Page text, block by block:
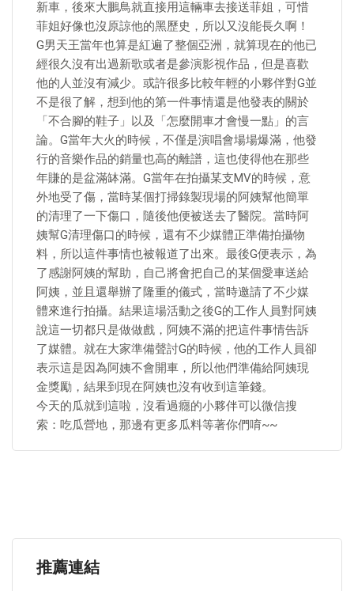
新車，後來大鵬鳥就直接用這輛車去接送菲姐，可惜
菲姐好像也沒原諒他的黑歷史，所以又沒能長久啊！
G男天王當年也算是紅遍了整個亞洲，就算現在的他已
經很久沒有出過新歌或者是參演影視作品，但是喜歡
他的人並沒有減少。或許很多比較年輕的小夥伴對G並
不是很了解，想到他的第一件事情還是他發表的關於
「不合腳的鞋子」以及「怎麼開車才會慢一點」的言
論。G當年大火的時候，不僅是演唱會場場爆滿，他發
行的音樂作品的銷量也高的離譜，這也使得他在那些
年賺的是盆滿缽滿。G當年在拍攝某支MV的時候，意
外地受了傷，當時某個打掃錄製現場的阿姨幫他簡單
的清理了一下傷口，隨後他便被送去了醫院。當時阿
姨幫G清理傷口的時候，還有不少媒體正準備拍攝物
料，所以這件事情也被報道了出來。最後G便表示，為
了感謝阿姨的幫助，自己將會把自己的某個愛車送給
阿姨，並且還舉辦了隆重的儀式，當時邀請了不少媒
體來進行拍攝。結果這場活動之後G的工作人員對阿姨
說這一切都只是做做戲，阿姨不滿的把這件事情告訴
了媒體。就在大家準備聲討G的時候，他的工作人員卻
表示這是因為阿姨不會開車，所以他們準備給阿姨現
金獎勵，結果到現在阿姨也沒有收到這筆錢。
今天的瓜就到這啦，沒看過癮的小夥伴可以微信搜
索：吃瓜營地，那邊有更多瓜料等著你們唷~~
推薦連結